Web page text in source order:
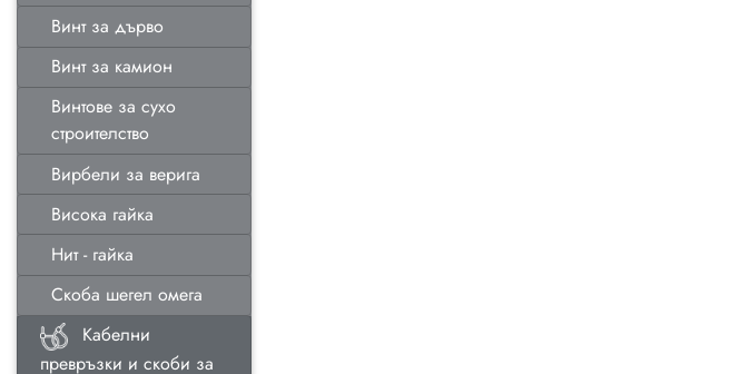
Винт за дърво
Винт за камион
Винтове за сухо
строителство
Вирбели за верига
Висока гайка
Нит - гайка
Скоба шегел омега
Кабелни
превръзки и скоби за